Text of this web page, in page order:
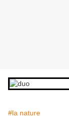
#la nature